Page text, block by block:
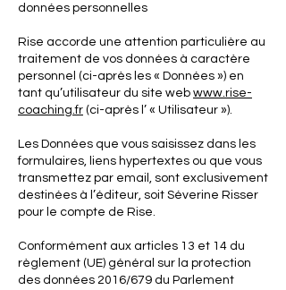
données personnelles
Rise accorde une attention particulière au
traitement de vos données à caractère
personnel (ci-après les « Données ») en
tant qu’utilisateur du site web www.rise-
coaching.fr (ci-après l’ « Utilisateur »).
Les Données que vous saisissez dans les
formulaires, liens hypertextes ou que vous
transmettez par email, sont exclusivement
destinées à l’éditeur, soit Séverine Risser
pour le compte de Rise.
Conformément aux articles 13 et 14 du
règlement (UE) général sur la protection
des données 2016/679 du Parlement